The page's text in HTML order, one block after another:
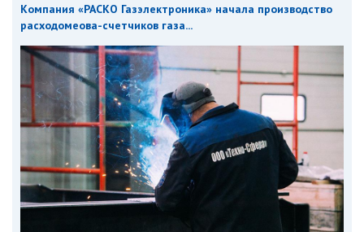
Компания «РАСКО Газэлектроника» начала производство
расходомеова-счетчиков газа...